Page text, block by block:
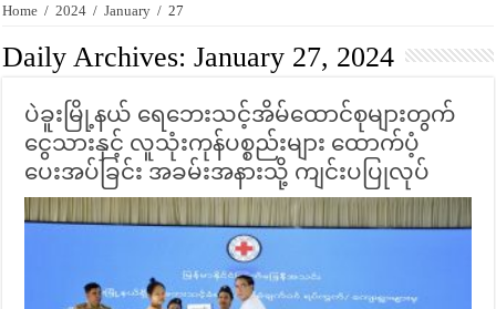
Home / 2024 / January / 27
Daily Archives:January 27, 2024
ပဲခူးမြို့နယ် ရေဘေးသင့်အိမ်ထောင်စုများတွက်
ငွေသားနှင့် လူသုံးကုန်ပစ္စည်းများ ထောက်ပံ့
ပေးအပ်ခြင်း အခမ်းအနားသို့ ကျင်းပပြုလုပ်